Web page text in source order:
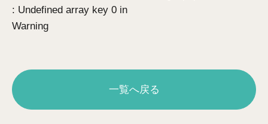
Warning
: Undefined array key 0 in
一覧へ戻る